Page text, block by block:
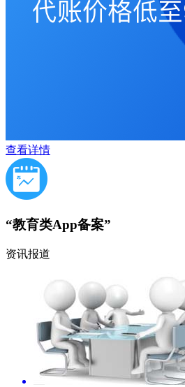
查看详情
“教育类App备案”
资讯报道